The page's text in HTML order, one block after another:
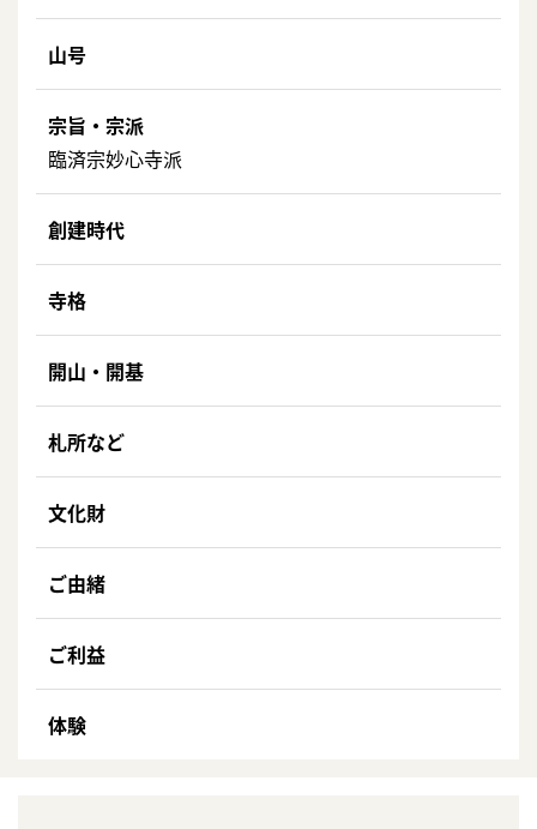
山号
宗旨・宗派
臨済宗妙心寺派
創建時代
寺格
開山・開基
札所など
文化財
ご由緒
ご利益
体験